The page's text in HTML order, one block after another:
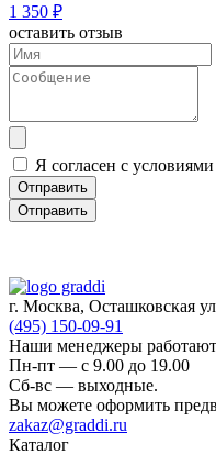
1 350 ₽
оставить отзыв
Я согласен с
Отправить
Отправить
г. Москва, Осташковская
(495) 150-09-91
Наши менеджеры
Пн-пт — c 9.00 до 19.00
Сб-вс — выходные.
Вы можете оформить
zakaz@graddi.ru
Каталог